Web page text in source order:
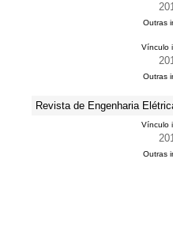
Outras
Vínculo
Outras
Revista de Engenharia
Vínculo
Outras